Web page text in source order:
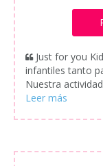
Just for you
infantiles tanto
Nuestra